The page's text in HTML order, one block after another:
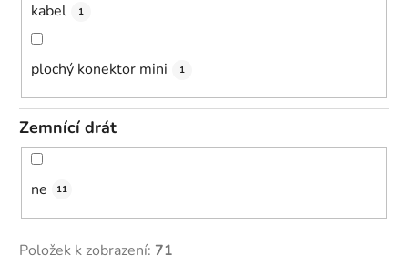
kabel 1
plochý konektor mini 1
Zemnící drát
ne 11
Položek k zobrazení: 71